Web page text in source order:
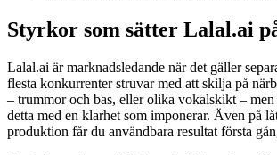
Styrkor som sätter Lalal.ai
Lalal.ai är marknadsledande när det gäller
flesta konkurrenter struvar med att skilja på
– trummor och bas, eller olika vokalskikt –
detta med en klarhet som imponerar. Även på
produktion får du användbara resultat första